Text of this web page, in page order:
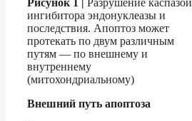
Рисунок 1 | Разрушение каспазой
ингибитора эндонуклеазы и
последствия. Апоптоз может
протекать по двум различным
путям — по внешнему и
внутреннему
(митохондриальному)
Внешний путь апоптоза